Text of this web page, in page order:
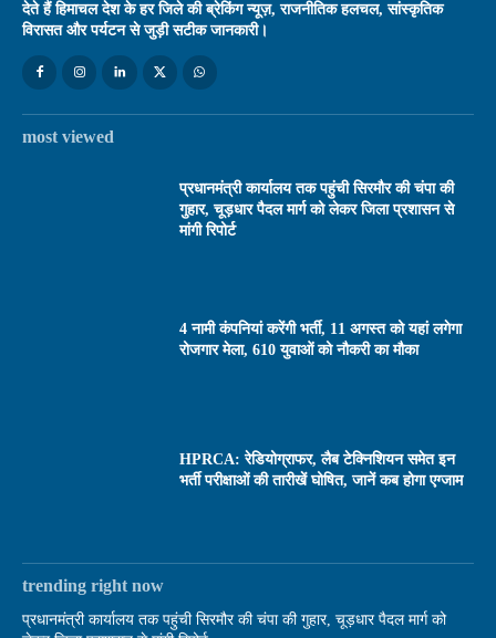
देते हैं हिमाचल देश के हर जिले की ब्रेकिंग न्यूज़, राजनीतिक हलचल, सांस्कृतिक
विरासत और पर्यटन से जुड़ी सटीक जानकारी।
most viewed
प्रधानमंत्री कार्यालय तक पहुंची सिरमौर की चंपा की
गुहार, चूड़धार पैदल मार्ग को लेकर जिला प्रशासन से
मांगी रिपोर्ट
4 नामी कंपनियां करेंगी भर्ती, 11 अगस्त को यहां लगेगा
रोजगार मेला, 610 युवाओं को नौकरी का मौका
HPRCA: रेडियोग्राफर, लैब टेक्निशियन समेत इन
भर्ती परीक्षाओं की तारीखें घोषित, जानें कब होगा एग्जाम
trending right now
प्रधानमंत्री कार्यालय तक पहुंची सिरमौर की चंपा की गुहार, चूड़धार पैदल मार्ग को